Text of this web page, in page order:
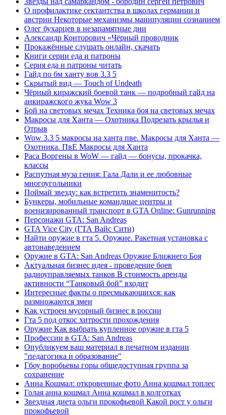
О профилактике сектантства в школах германии и
австрии Некоторые механизмы манипуляции сознанием
Олег бухарцев в незапамятные дни
Александр Конторович «Чёрный проводник
Прокажённые слушать онлайн, скачать
Книги серии еда и патроны
Серия еда и патроны читать
Гайд по бм ханту вов 3.3 5
Скрытый вид — Touch of Undeath
Чёрный киражский боевой танк — подробный гайд на
анкиражского жука Wow 3
Бой на световых мечах Техника боя на световых мечах
Макросы для Ханта — Охотника Подрезать крылья и
Отрыв
Wow 3.3 5 макросы на ханта пве. Макросы для Ханта —
Охотника. ПвЕ Макросы для Ханта
Раса Воргены в WoW — гайд — бонусы, прокачка,
классы
Распутная муза гения: Гала Дали и ее любовные
многоугольники
Поймай звезду: как встретить знаменитость?
Бункеры, мобильные командные центры и
военизированный транспорт в GTA Online: Gunrunning
Персонажи GTA: San Andreas
GTA Vice City (ГТА Вайс Сити)
Найти оружие в гта 5. Оружие. Ракетная установка с
автонаведением
Оружие в GTA: San Andreas Оружие Ближнего Боя
Актуальная бизнес идея - проведение боев
радиоуправляемых танков В стоимость аренды
активности “Танковый бой” входит
Интересные факты о пресмыкающихся: как
размножаются змеи
Как устроен мусорный бизнес в россии
Гта 5 под откос хитрости прохождения
Оружие Как выбрать купленное оружие в гта 5
Профессии в GTA: San Andreas
Опубликуем ваш материал в печатном издании
"педагогика и образование"
Гбоу воробьевы горы общедоступная группа за
сохранение
Анна Кошмал: откровенные фото Анна кошмал топлес
Голая анна кошмал Анна кошмал в колготках
Звездная диета ольги прокофьевой Какой рост у ольги
прокофьевой